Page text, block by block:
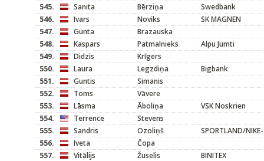
545.
Sanita Bērziņa
Swedbank
546.
Ivars Noviks
SK MAGNEN
547.
Gunta
Brazauska
548.
Kaspars Patmalnieks
Alpu Jumti
549.
Didzis
Krīgers
550.
Laura Legzdiņa
Bigbank
551.
Guntis
Simanis
552.
Toms
Vāvere
553.
Lāsma Āboliņa
VSK Noskrien
554.
Terrence
Stevens
555.
Sandris Ozoliņš
SPORTLAND/
556.
Iveta
Čopa
557.
Vitālijs Žuselis
BINITEX